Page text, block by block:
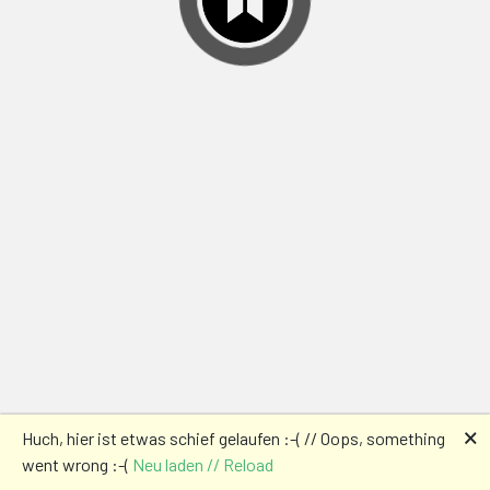
Huch, hier ist etwas schief gelaufen :-( // Oops, something
went wrong :-( Neu laden // Reload
🗙